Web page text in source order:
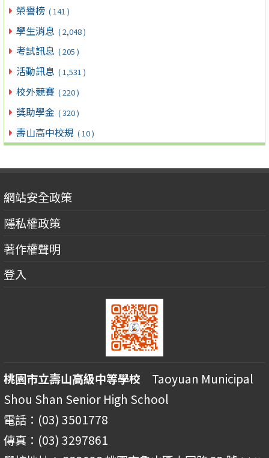
榮譽榜 ( 141 )
學生消息 ( 2,048 )
考試訊息 ( 205 )
活動訊息 ( 1,531 )
校外競賽 ( 220 )
獎助學金 ( 320 )
壽山高中校規 ( 10 )
網站安全政策
隱私權政策
著作權聲明
登入
桃園市立壽山高級中等學校 Taoyuan Municipal
Shou Shan Senior High School
電話：(03) 3501778
傳真：(03) 3297861